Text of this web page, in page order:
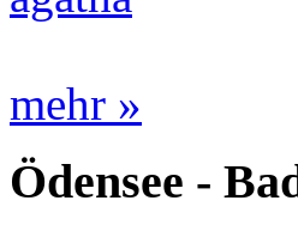
mehr »
Ödensee -